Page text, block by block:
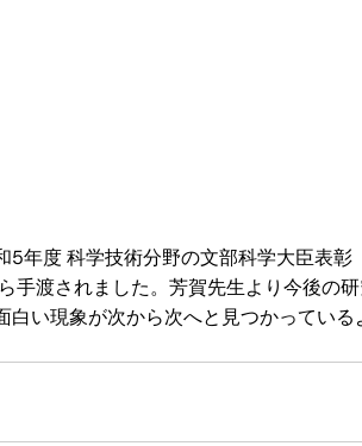
5年度 科学技術分野の文部科学大臣表
手渡されました。芳賀先生より今後の
白い現象が次から次へと見つかっている